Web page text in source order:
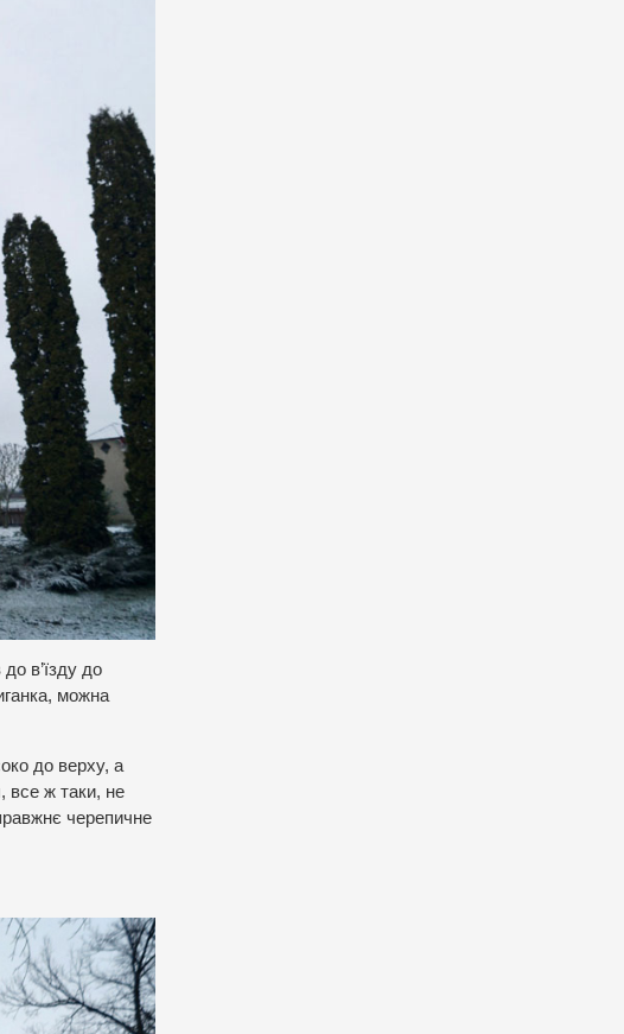
до в’їзду до
можна
до верху, а
все ж таки, не
черепичне